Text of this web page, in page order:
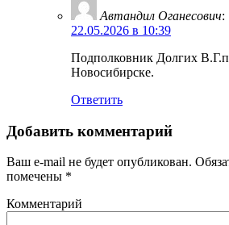
Автандил Оганесович:
22.05.2026 в 10:39
Подполковник Долгих
Новосибирске.
Ответить
Добавить комментарий
Ваш e-mail не будет опубликован.
помечены *
Комментарий